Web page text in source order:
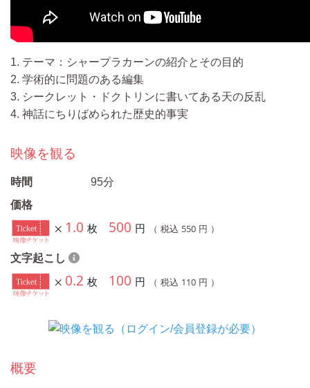
1. テーマ：シャープラカーンの紹介とその目的
2. 学術的に問題のある編集
3. シークレット・ドクトリンに書いてある天の反乱
4. 神話にちりばめられた歴史的事実
映像を観る
時間
95分
価格
1.0 枚 500 円 （ 税込 550 円 ）
文字起こし
0.2 枚 100 円 （ 税込 110 円 ）
概要